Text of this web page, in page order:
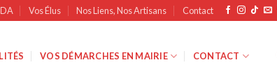
Vos Élus Nos Liens, Nos Artisans Contact
VOS DÉMARCHES EN MAIRIE CONTACT